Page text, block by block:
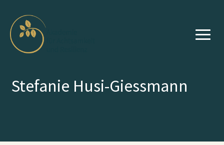
Stefanie Husi-Giessmann